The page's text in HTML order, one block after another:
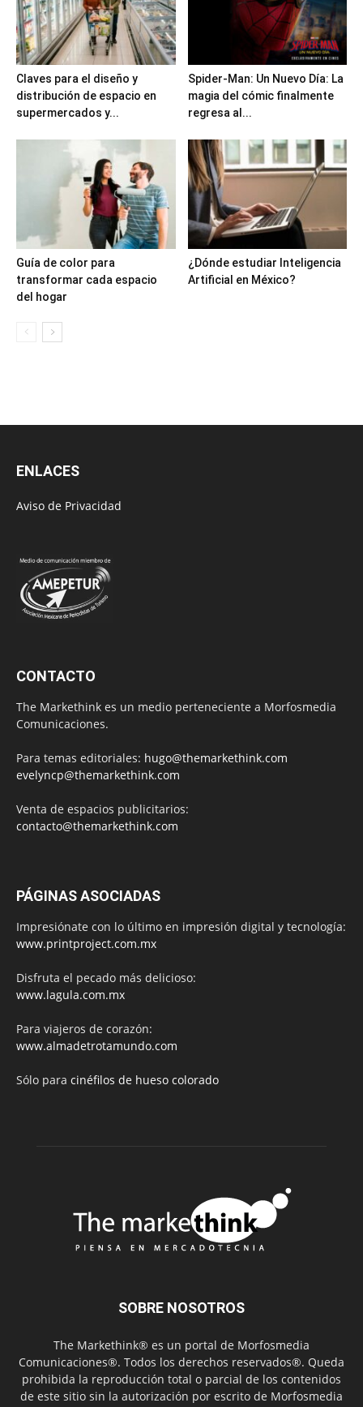
Claves para el diseño y
distribución de espacio en
supermercados y...
Spider-Man: Un Nuevo Día: La
magia del cómic finalmente
regresa al...
Guía de color para
transformar cada espacio
del hogar
¿Dónde estudiar Inteligencia
Artificial en México?
ENLACES
Aviso de Privacidad
CONTACTO
The Markethink es un medio perteneciente a Morfosmedia
Comunicaciones.
Para temas editoriales: hugo@themarkethink.com
evelyncp@themarkethink.com
Venta de espacios publicitarios:
contacto@themarkethink.com
PÁGINAS ASOCIADAS
Impresiónate con lo último en impresión digital y tecnología:
www.printproject.com.mx
Disfruta el pecado más delicioso:
www.lagula.com.mx
Para viajeros de corazón:
www.almadetrotamundo.com
Sólo para cinéfilos de hueso colorado
SOBRE NOSOTROS
The Markethink® es un portal de Morfosmedia
Comunicaciones®. Todos los derechos reservados®. Queda
prohibida la reproducción total o parcial de los contenidos
de este sitio sin la autorización por escrito de Morfosmedia